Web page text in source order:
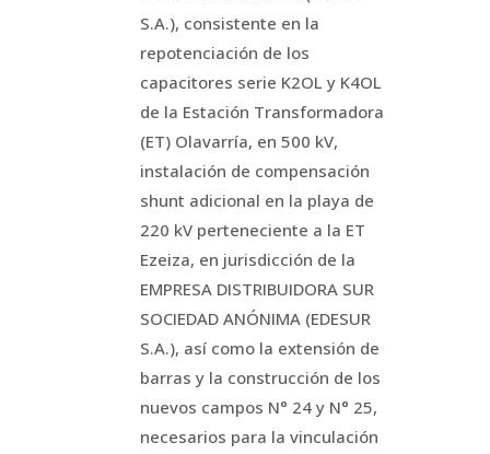
S.A.), consistente en la
repotenciación de los
capacitores serie K2OL y K4OL
de la Estación Transformadora
(ET) Olavarría, en 500 kV,
instalación de compensación
shunt adicional en la playa de
220 kV perteneciente a la ET
Ezeiza, en jurisdicción de la
EMPRESA DISTRIBUIDORA SUR
SOCIEDAD ANÓNIMA (EDESUR
S.A.), así como la extensión de
barras y la construcción de los
nuevos campos N° 24 y N° 25,
necesarios para la vinculación